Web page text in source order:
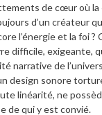
de cœur où
d’un créateur
l’énergie et la foi ?
difficile, exigeante,
narrative de
design sonore
linéarité, ne
de qui y est convié.